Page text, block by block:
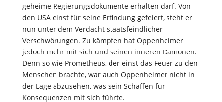
geheime Regierungsdokumente erhalten darf. Von
den USA einst für seine Erfindung gefeiert, steht er
nun unter dem Verdacht staatsfeindlicher
Verschwörungen. Zu kämpfen hat Oppenheimer
jedoch mehr mit sich und seinen inneren Dämonen.
Denn so wie Prometheus, der einst das Feuer zu den
Menschen brachte, war auch Oppenheimer nicht in
der Lage abzusehen, was sein Schaffen für
Konsequenzen mit sich führte.